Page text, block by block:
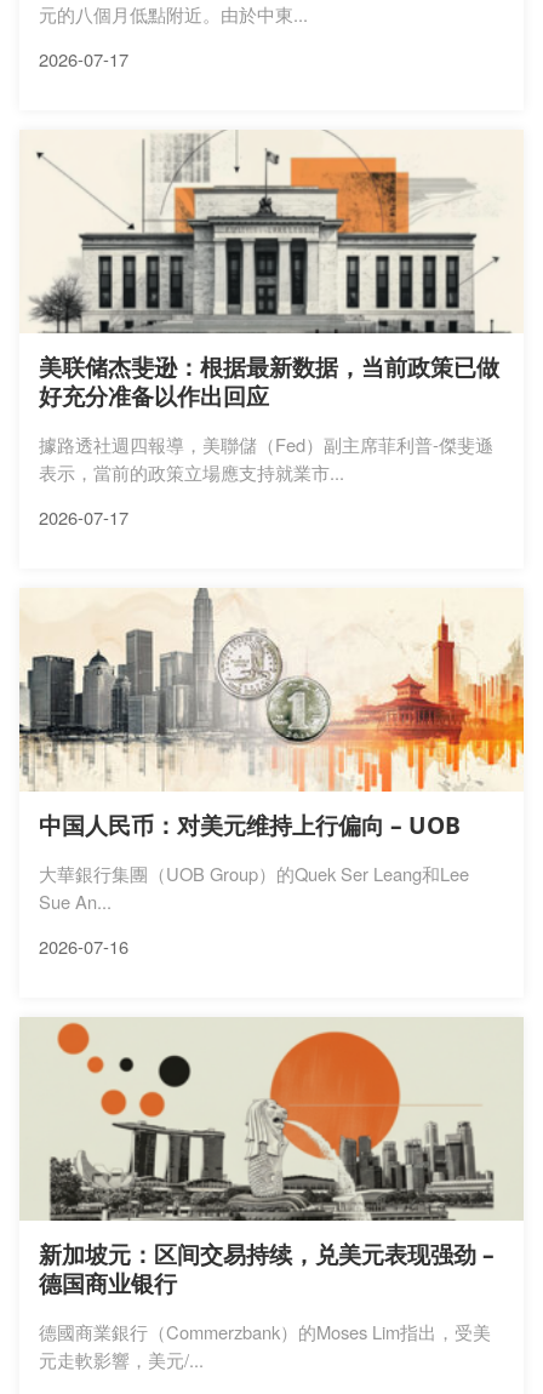
元的八個月低點附近。由於中東...
2026-07-17
美联储杰斐逊：根据最新数据，当前政策已做
好充分准备以作出回应
據路透社週四報導，美聯儲（Fed）副主席菲利普-傑斐遜
表示，當前的政策立場應支持就業市...
2026-07-17
中国人民币：对美元维持上行偏向 – UOB
大華銀行集團（UOB Group）的Quek Ser Leang和Lee
Sue An...
2026-07-16
新加坡元：区间交易持续，兑美元表现强劲 –
德国商业银行
德國商業銀行（Commerzbank）的Moses Lim指出，受美
元走軟影響，美元/...